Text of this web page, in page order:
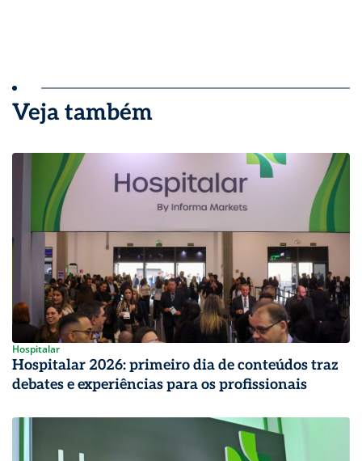
Veja também
Hospitalar
Hospitalar 2026: primeiro dia de conteúdos traz
debates e experiências para os profissionais